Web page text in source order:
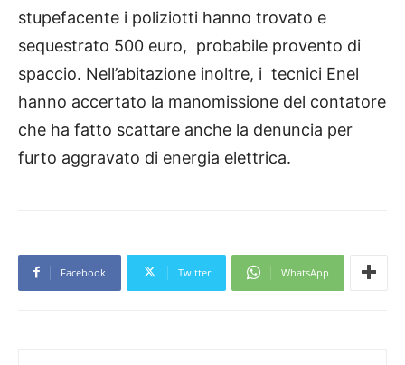
stupefacente i poliziotti hanno trovato e
sequestrato 500 euro, probabile provento di
spaccio. Nell’abitazione inoltre, i tecnici Enel
hanno accertato la manomissione del contatore
che ha fatto scattare anche la denuncia per
furto aggravato di energia elettrica.
Facebook Twitter WhatsApp